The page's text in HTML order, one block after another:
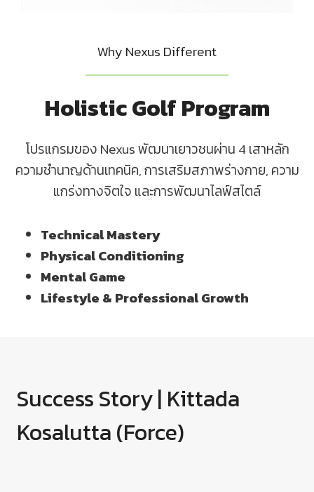
Why Nexus Different
Holistic Golf Program
โปรแกรมของ Nexus พัฒนาเยาวชนผ่าน 4 เสาหลัก
ความชำนาญด้านเทคนิค, การเสริมสภาพร่างกาย, ความ
แกร่งทางจิตใจ และการพัฒนาไลฟ์สไตล์
Technical Mastery
Physical Conditioning
Mental Game
Lifestyle & Professional Growth
Success Story | Kittada
Kosalutta (Force)